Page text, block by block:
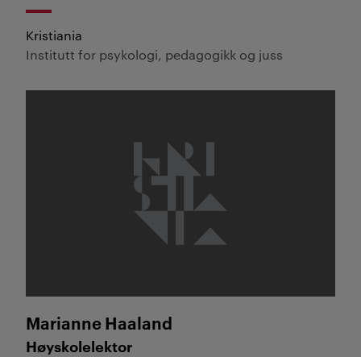
Kristiania
Institutt for psykologi, pedagogikk og juss
Marianne Haaland
Høyskolelektor